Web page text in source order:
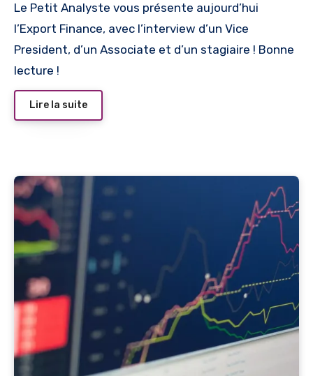
Le Petit Analyste vous présente aujourd’hui
l’Export Finance, avec l’interview d’un Vice
President, d’un Associate et d’un stagiaire ! Bonne
lecture !
Lire la suite